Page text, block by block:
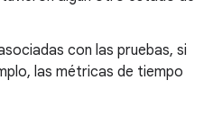
con las pruebas, si
las métricas de tiempo